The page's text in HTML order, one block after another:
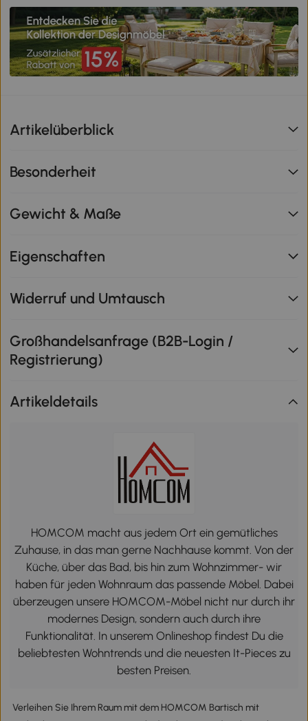
Artikelüberblick
Besonderheit
Gewicht & Maße
Eigenschaften
Widerruf und Umtausch
Großhandelsanfrage (B2B-Login /
Registrierung)
Artikeldetails
HOMCOM macht aus jedem Ort ein gemütliches
Zuhause, in das man gerne Nachhause kommt. Von der
Küche, über das Bad, bis hin zum Wohnzimmer- wir
haben für jeden Wohnraum das passende Möbel. Dabei
überzeugen unsere HOMCOM-Möbel nicht nur durch ihr
modernes Design, sondern auch durch ihre
Funktionalität. In unserem Onlineshop findest Du die
beliebtesten Wohntrends und die neuesten It-Pieces zu
besten Preisen.
Verleihen Sie Ihrem Raum mit dem HOMCOM Bartisch mit